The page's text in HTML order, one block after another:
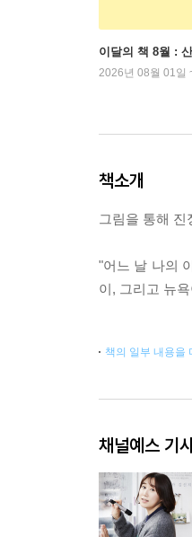
이달의 책 8월 :
2026년 08월 01일
책소개
그림을 통해
"어느 날 나의
이, 그리고 뉴
책의 일부 내용을
채널예스 기